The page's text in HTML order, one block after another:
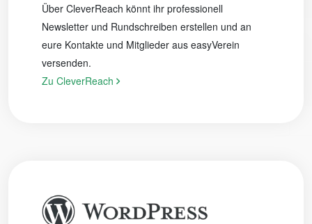
Über CleverReach könnt ihr professionell
Newsletter und Rundschreiben erstellen und an
eure Kontakte und Mitglieder aus easyVerein
versenden.
Zu CleverReach